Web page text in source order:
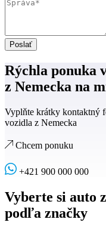
Poslať
Rýchla ponuka
z Nemecka na
Vyplňte krátky kontaktný
vozidla z Nemecka
Chcem ponuku
+421 900 000 000
Vyberte si auto
podľa značky